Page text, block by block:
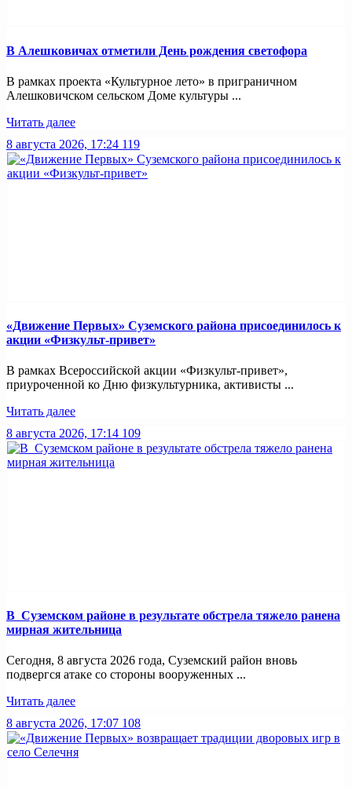
В Алешковичах отметили День рождения светофора
В рамках проекта «Культурное лето» в приграничном
Алешковичском сельском Доме культуры ...
Читать далее
8 августа 2026, 17:24 119
«Движение Первых» Суземского района присоединилось к
акции «Физкульт-привет»
В рамках Всероссийской акции «Физкульт-привет»,
приуроченной ко Дню физкультурника, активисты ...
Читать далее
8 августа 2026, 17:14 109
В Суземском районе в результате обстрела тяжело ранена
мирная жительница
Сегодня, 8 августа 2026 года, Суземский район вновь
подвергся атаке со стороны вооруженных ...
Читать далее
8 августа 2026, 17:07 108